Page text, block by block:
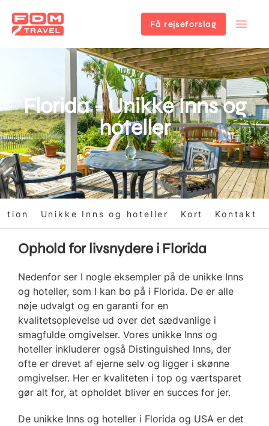
Få rejseforslag
Florida - Unikke Inns og
hoteller
Unikke Inns og hoteller Kort Kontakt
Ophold for livsnydere i Florida
Nedenfor ser I nogle eksempler på de unikke Inns
og hoteller, som I kan bo på i Florida. De er alle
nøje udvalgt og en garanti for en
kvalitetsoplevelse ud over det sædvanlige i
smagfulde omgivelser. Vores unikke Inns og
hoteller inkluderer også Distinguished Inns, der
ofte er drevet af ejerne selv og ligger i skønne
omgivelser. Her er kvaliteten i top og værtsparet
gør alt for, at opholdet bliver en succes for jer.
De unikke Inns og hoteller i Florida og USA er det